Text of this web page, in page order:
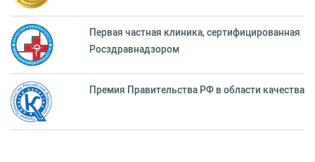
Первая частная клиника, сертифицированная
Росздравнадзором
Премия Правительства РФ в области качества